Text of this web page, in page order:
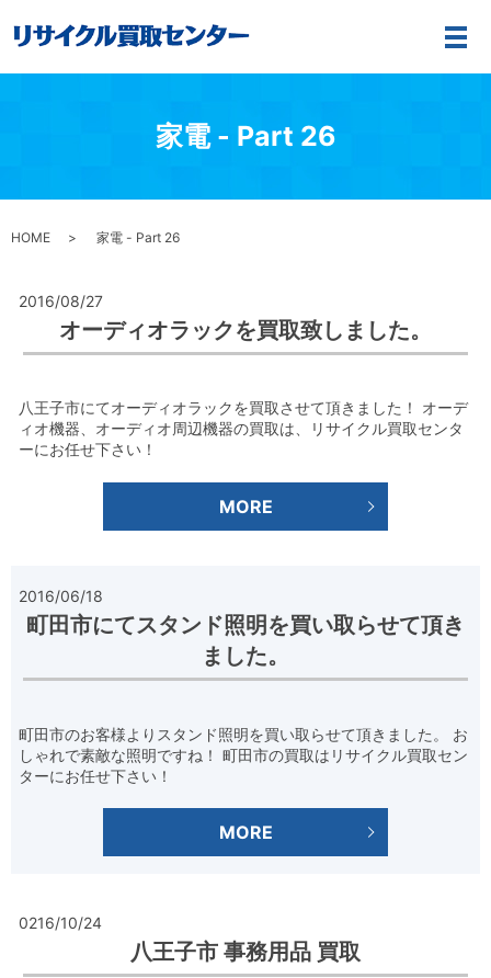
メ
家電 - Part 26
HOME 家電 - Part 26
2016/08/27
オーディオラックを買取致しました。
八王子市にてオーディオラックを買取させて頂きました！ オーデ
ィオ機器、オーディオ周辺機器の買取は、リサイクル買取センタ
ーにお任せ下さい！
MORE
2016/06/18
町田市にてスタンド照明を買い取らせて頂き
ました。
町田市のお客様よりスタンド照明を買い取らせて頂きました。 お
しゃれで素敵な照明ですね！ 町田市の買取はリサイクル買取セン
ターにお任せ下さい！
MORE
0216/10/24
八王子市 事務用品 買取